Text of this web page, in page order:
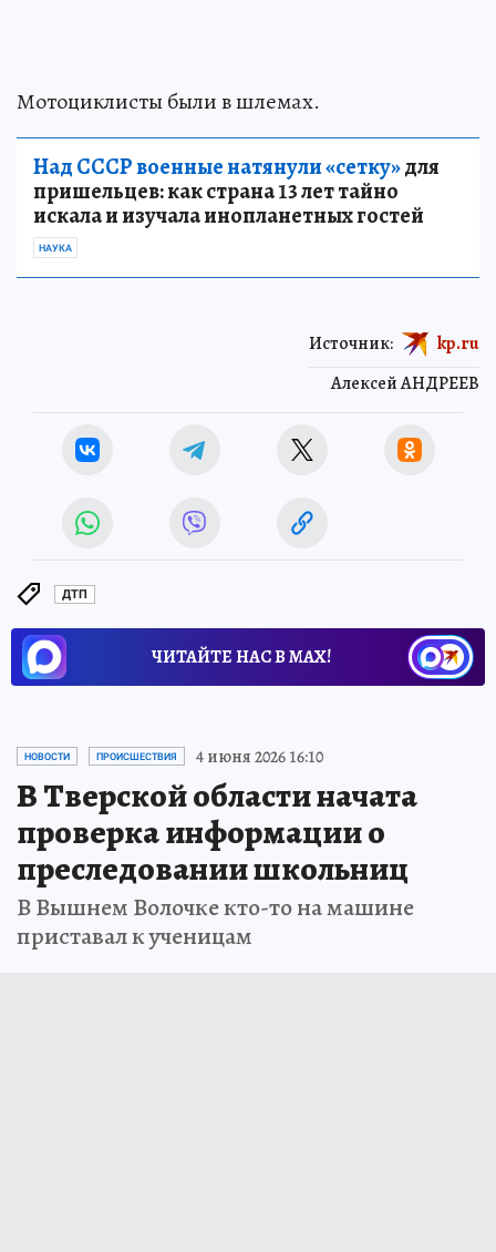
Мотоциклисты были в шлемах.
Над СССР военные натянули «сетку»для
пришельцев: как страна 13 лет тайно
искала и изучала инопланетных гостей
НАУКА
Алексей АНДРЕЕВ
Источник: kp.ru
ДТП
ЧИТАЙТЕ НАС В МАХ!
НОВОСТИ ПРОИСШЕСТВИЯ 4 июня 2026 16:10
В Тверской области начата
проверка информации о
преследовании школьниц
В Вышнем Волочке кто-то на машине
приставал к ученицам